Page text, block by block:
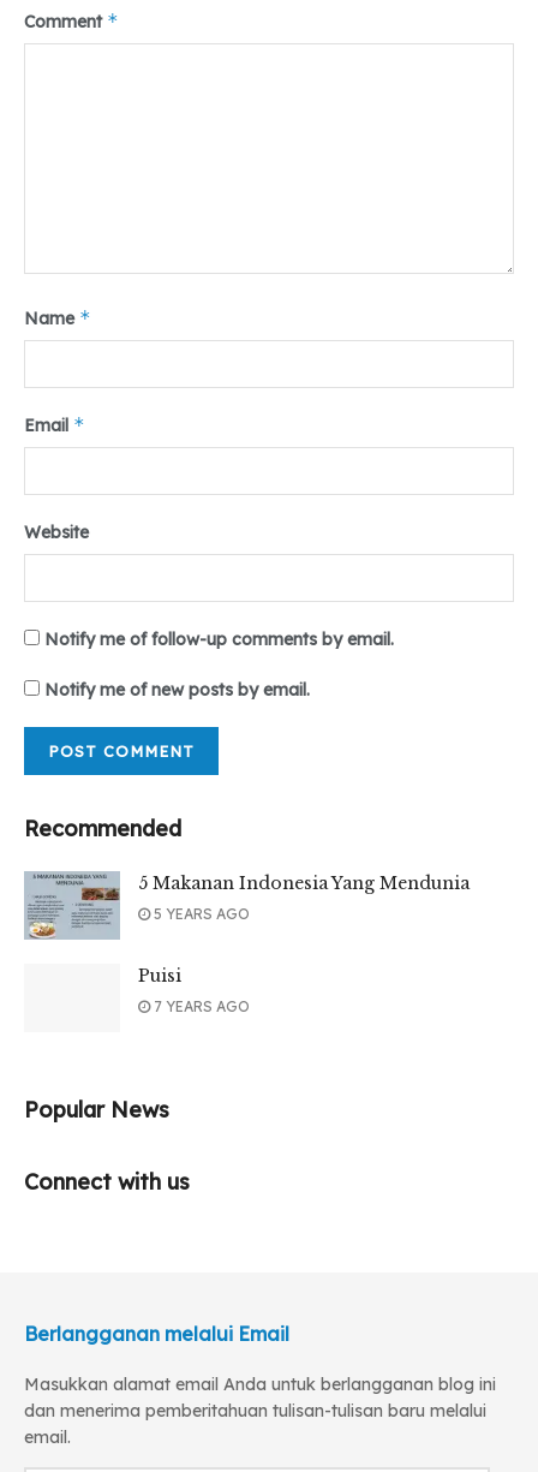
Comment *
Name *
Email *
Website
Notify me of follow-up comments by email.
Notify me of new posts by email.
Recommended
5 Makanan Indonesia Yang Mendunia
5 YEARS AGO
Puisi
7 YEARS AGO
Popular News
Connect with us
Berlangganan melalui Email
Masukkan alamat email Anda untuk berlangganan blog ini
dan menerima pemberitahuan tulisan-tulisan baru melalui
email.